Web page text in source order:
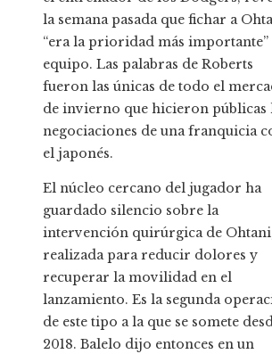
la semana pasada que fichar a
“era la prioridad más importante”
equipo. Las palabras de Roberts
fueron las únicas de todo el
de invierno que hicieron públicas
negociaciones de una franquicia
el japonés.
El núcleo cercano del jugador ha
guardado silencio sobre la
intervención quirúrgica de
realizada para reducir dolores y
recuperar la movilidad en el
lanzamiento. Es la segunda
de este tipo a la que se somete
2018. Balelo dijo entonces en un